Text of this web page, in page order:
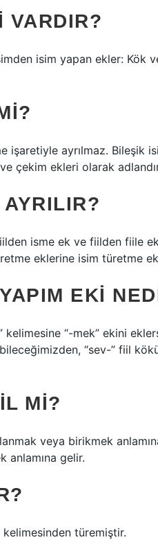
VARDIR?
isim yapan ekler: Kök
ayrılmaz. Bileşik
çekim ekleri olarak
isme ek ve fiilden fiile
eklerine isim türetme
EKI
kelimesine “-mek” ekini
“sev-” fiil
MI?
veya birikmek
anlamına gelir.
türemiştir.